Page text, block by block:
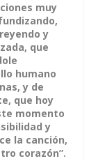
muy
y
que
humano
y de
que hoy
momento
y
la canción,
corazón”.